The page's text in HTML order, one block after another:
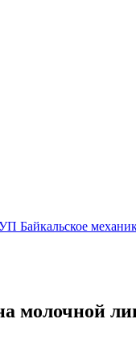
Байкальское
молочной